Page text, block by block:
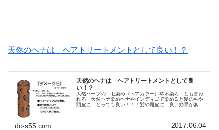
天然のヘナは ヘアトリートメントとして良い！？
天然のヘナは ヘアトリートメントとして良
い！？
天然ハーブの 毛染め（ヘアカラー）草木染め とも言わ
れる 天然ヘナ染めヘナやインディゴで染めると髪の毛や
頭皮に とっても良い！！！髪や頭皮に 良い効果がある
do-s55.com 2017.06.04